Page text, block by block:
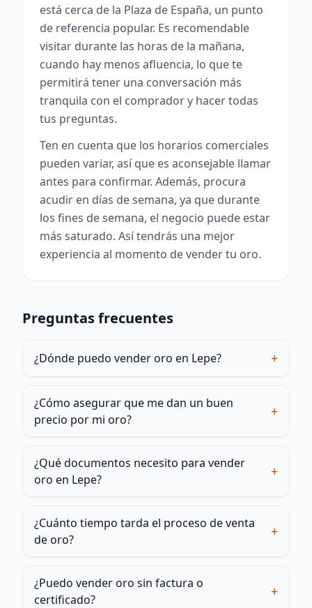
está cerca de la Plaza de España, un punto
de referencia popular. Es recomendable
visitar durante las horas de la mañana,
cuando hay menos afluencia, lo que te
permitirá tener una conversación más
tranquila con el comprador y hacer todas
tus preguntas.
Ten en cuenta que los horarios comerciales
pueden variar, así que es aconsejable llamar
antes para confirmar. Además, procura
acudir en días de semana, ya que durante
los fines de semana, el negocio puede estar
más saturado. Así tendrás una mejor
experiencia al momento de vender tu oro.
Preguntas frecuentes
¿Dónde puedo vender oro en Lepe? +
¿Cómo asegurar que me dan un buen
precio por mi oro?
+
¿Qué documentos necesito para vender
oro en Lepe?
+
¿Cuánto tiempo tarda el proceso de venta
de oro?
+
¿Puedo vender oro sin factura o
certificado?
+